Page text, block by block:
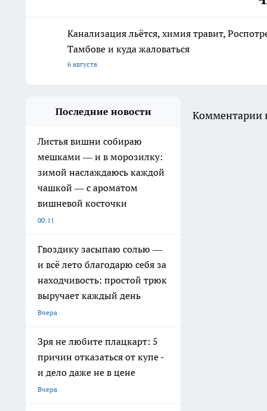
Канализация льётся, химия травит,
Тамбове и куда жаловаться
6 августа
Последние новости
Листья вишни собираю
мешками — и в морозилку:
зимой наслаждаюсь каждой
чашкой — с ароматом
вишневой косточки
00:11
Гвоздику засыпаю солью —
и всё лето благодарю себя за
находчивость: простой трюк
выручает каждый день
Вчера
Зря не любите плацкарт: 5
причин отказаться от купе -
и дело даже не в цене
Вчера
Комментарии